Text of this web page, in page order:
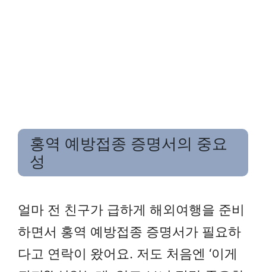
홍역 예방접종 증명서의 중요
성
얼마 전 친구가 급하게 해외여행을 준비
하면서 홍역 예방접종 증명서가 필요하
다고 연락이 왔어요. 저도 처음엔 ‘이게